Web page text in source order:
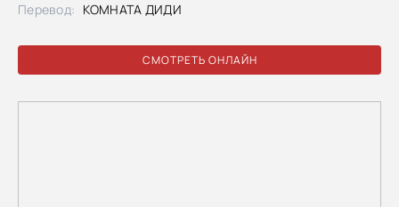
СМОТРЕТЬ ОНЛАЙН
Перевод: КОМНАТА ДИДИ